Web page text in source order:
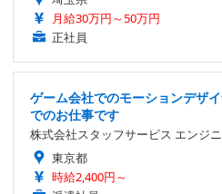
月給30万円～50万円
正社員
ゲーム会社でのモーションデザ
でのお仕事です
株式会社スタッフサービス エンジ
東京都
時給2,400円～